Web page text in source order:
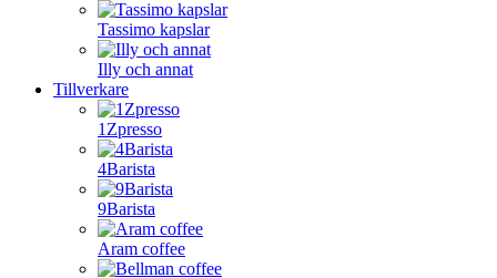
Tassimo kapslar
Illy och annat
Tillverkare
1Zpresso
4Barista
9Barista
Aram coffee